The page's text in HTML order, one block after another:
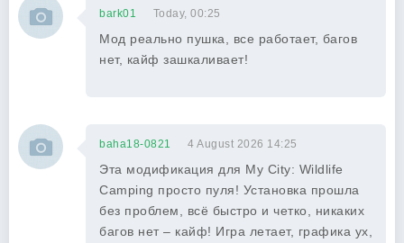
bark01 Today, 00:25
Мод реально пушка, все работает, багов
нет, кайф зашкаливает!
baha18-0821 4 August 2026 14:25
Эта модификация для My City: Wildlife
Camping просто пуля! Установка прошла
без проблем, всё быстро и четко, никаких
багов нет – кайф! Игра летает, графика ух,